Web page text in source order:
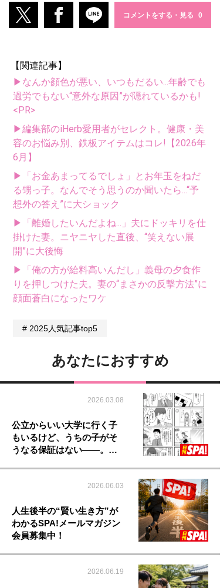
コメントをする・見る
【関連記事】
▶なんか顔色が悪い、いつもだるい...年齢でも
過労でもない“意外な原因”が隠れているかも!
<PR>
▶編集部のiHerb愛用者がセレクト。健康・美
容のお悩み別、鉄板アイテムはコレ!【2026年
6月】
▶「お金あまってるでしょ」とお年玉をねだ
る甥っ子。なんでそう思うのか聞いたら...“予
想外の答え”に大ショック
▶「離婚したいんだよね...」夫にドッキリを仕
掛けた妻。ニヤニヤした直後、“笑えない展
開”に大後悔
▶「俺の方が給料高いんだし」義母の夕食作
りを押しつけた夫。妻の“まさかの反撃方法”に
顔面蒼白になったワケ
2025人気記事top5
あなたにおすすめ
2026.03.08
公立からいい大学に行く子
もいるけど、うちの子がそ
うなる保証はない――。…
2026.06.03
人生後半の“賢い生き方”が
わかるSPA!メールマガジン
会員募集中！
2026.06.19